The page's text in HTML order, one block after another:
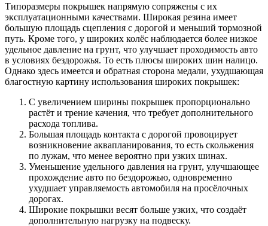
Типоразмеры покрышек напрямую сопряжены с их
эксплуатационными качествами. Широкая резина имеет
большую площадь сцепления с дорогой и меньший тормозной
путь. Кроме того, у широких колёс наблюдается более низкое
удельное давление на грунт, что улучшает проходимость авто
в условиях бездорожья. То есть плюсы широких шин налицо.
Однако здесь имеется и обратная сторона медали, ухудшающая
благостную картину использования широких покрышек:
С увеличением ширины покрышек пропорционально
растёт и трение качения, что требует дополнительного
расхода топлива.
Большая площадь контакта с дорогой провоцирует
возникновение аквапланирования, то есть скольжения
по лужам, что менее вероятно при узких шинах.
Уменьшение удельного давления на грунт, улучшающее
прохождение авто по бездорожью, одновременно
ухудшает управляемость автомобиля на просёлочных
дорогах.
Широкие покрышки весят больше узких, что создаёт
дополнительную нагрузку на подвеску.